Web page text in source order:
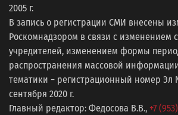
2005 г.
В запись о регистрации СМИ внесены
Роскомнадзором в связи с изменением
учредителей, изменением формы
распространения массовой
тематики − регистрационный номер Эл
сентября 2020 г.
Главный редактор: Федосова В.В., +7